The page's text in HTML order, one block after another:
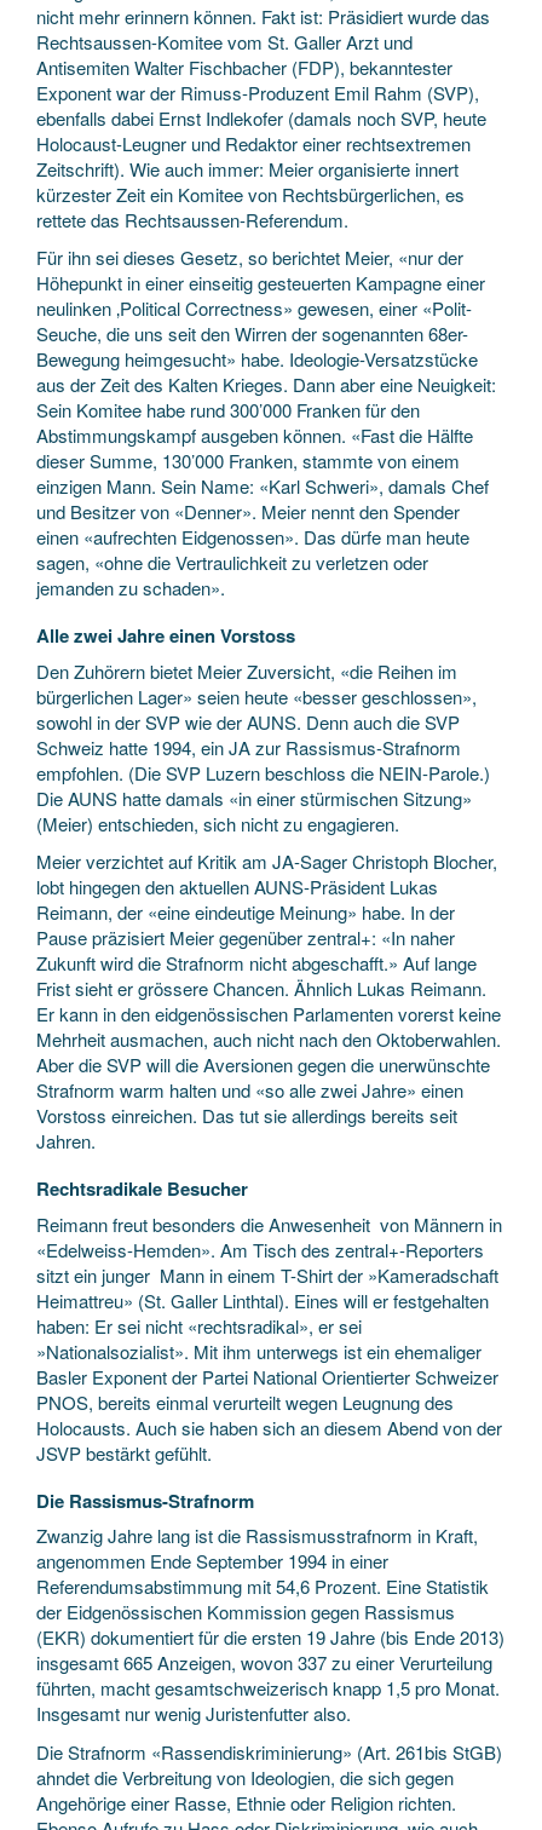
nicht mehr erinnern können. Fakt ist: Präsidiert wurde das
Rechtsaussen-Komitee vom St. Galler Arzt und
Antisemiten Walter Fischbacher (FDP), bekanntester
Exponent war der Rimuss-Produzent Emil Rahm (SVP),
ebenfalls dabei Ernst Indlekofer (damals noch SVP, heute
Holocaust-Leugner und Redaktor einer rechtsextremen
Zeitschrift). Wie auch immer: Meier organisierte innert
kürzester Zeit ein Komitee von Rechtsbürgerlichen, es
rettete das Rechtsaussen-Referendum.
Für ihn sei dieses Gesetz, so berichtet Meier, «nur der
Höhepunkt in einer einseitig gesteuerten Kampagne einer
neulinken ‚Political Correctness» gewesen, einer «Polit-
Seuche, die uns seit den Wirren der sogenannten 68er-
Bewegung heimgesucht» habe. Ideologie-Versatzstücke
aus der Zeit des Kalten Krieges. Dann aber eine Neuigkeit:
Sein Komitee habe rund 300’000 Franken für den
Abstimmungskampf ausgeben können. «Fast die Hälfte
dieser Summe, 130’000 Franken, stammte von einem
einzigen Mann. Sein Name: «Karl Schweri», damals Chef
und Besitzer von «Denner». Meier nennt den Spender
einen «aufrechten Eidgenossen». Das dürfe man heute
sagen, «ohne die Vertraulichkeit zu verletzen oder
jemanden zu schaden».
Alle zwei Jahre einen Vorstoss
Den Zuhörern bietet Meier Zuversicht, «die Reihen im
bürgerlichen Lager» seien heute «besser geschlossen»,
sowohl in der SVP wie der AUNS. Denn auch die SVP
Schweiz hatte 1994, ein JA zur Rassismus-Strafnorm
empfohlen. (Die SVP Luzern beschloss die NEIN-Parole.)
Die AUNS hatte damals «in einer stürmischen Sitzung»
(Meier) entschieden, sich nicht zu engagieren.
Meier verzichtet auf Kritik am JA-Sager Christoph Blocher,
lobt hingegen den aktuellen AUNS-Präsident Lukas
Reimann, der «eine eindeutige Meinung» habe. In der
Pause präzisiert Meier gegenüber zentral+: «In naher
Zukunft wird die Strafnorm nicht abgeschafft.» Auf lange
Frist sieht er grössere Chancen. Ähnlich Lukas Reimann.
Er kann in den eidgenössischen Parlamenten vorerst keine
Mehrheit ausmachen, auch nicht nach den Oktoberwahlen.
Aber die SVP will die Aversionen gegen die unerwünschte
Strafnorm warm halten und «so alle zwei Jahre» einen
Vorstoss einreichen. Das tut sie allerdings bereits seit
Jahren.
Rechtsradikale Besucher
Reimann freut besonders die Anwesenheit von Männern in
«Edelweiss-Hemden». Am Tisch des zentral+-Reporters
sitzt ein junger Mann in einem T-Shirt der »Kameradschaft
Heimattreu» (St. Galler Linthtal). Eines will er festgehalten
haben: Er sei nicht «rechtsradikal», er sei
»Nationalsozialist». Mit ihm unterwegs ist ein ehemaliger
Basler Exponent der Partei National Orientierter Schweizer
PNOS, bereits einmal verurteilt wegen Leugnung des
Holocausts. Auch sie haben sich an diesem Abend von der
JSVP bestärkt gefühlt.
Die Rassismus-Strafnorm
Zwanzig Jahre lang ist die Rassismusstrafnorm in Kraft,
angenommen Ende September 1994 in einer
Referendumsabstimmung mit 54,6 Prozent. Eine Statistik
der Eidgenössischen Kommission gegen Rassismus
(EKR) dokumentiert für die ersten 19 Jahre (bis Ende 2013)
insgesamt 665 Anzeigen, wovon 337 zu einer Verurteilung
führten, macht gesamtschweizerisch knapp 1,5 pro Monat.
Insgesamt nur wenig Juristenfutter also.
Die Strafnorm «Rassendiskriminierung» (Art. 261bis StGB)
ahndet die Verbreitung von Ideologien, die sich gegen
Angehörige einer Rasse, Ethnie oder Religion richten.